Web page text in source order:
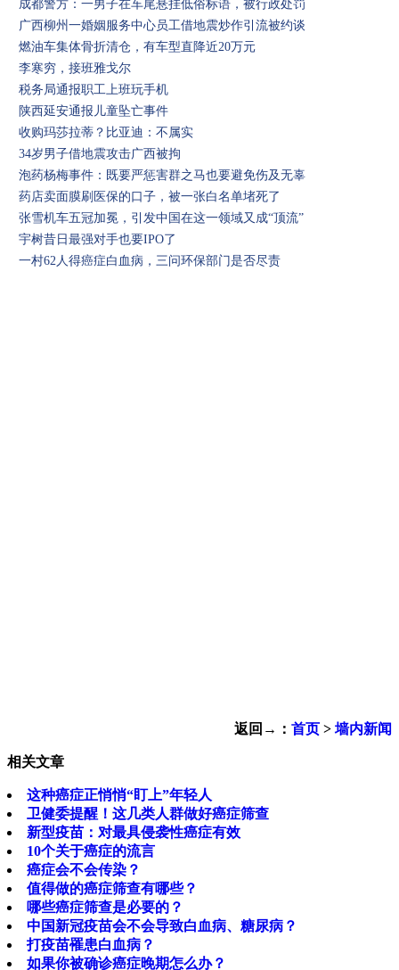
成都警方：一男子在车尾悬挂低俗标语，被行政处罚
广西柳州一婚姻服务中心员工借地震炒作引流被约谈
燃油车集体骨折清仓，有车型直降近20万元
李寒穷，接班雅戈尔
税务局通报职工上班玩手机
陕西延安通报儿童坠亡事件
收购玛莎拉蒂？比亚迪：不属实
34岁男子借地震攻击广西被拘
泡药杨梅事件：既要严惩害群之马也要避免伤及无辜
药店卖面膜刷医保的口子，被一张白名单堵死了
张雪机车五冠加冕，引发中国在这一领域又成“顶流”
宇树昔日最强对手也要IPO了
一村62人得癌症白血病，三问环保部门是否尽责
返回→： 首页 > 墙内新闻
相关文章
这种癌症正悄悄“盯上”年轻人
卫健委提醒！这几类人群做好癌症筛查
新型疫苗：对最具侵袭性癌症有效
10个关于癌症的流言
癌症会不会传染？
值得做的癌症筛查有哪些？
哪些癌症筛查是必要的？
中国新冠疫苗会不会导致白血病、糖尿病？
打疫苗罹患白血病？
如果你被确诊癌症晚期怎么办？